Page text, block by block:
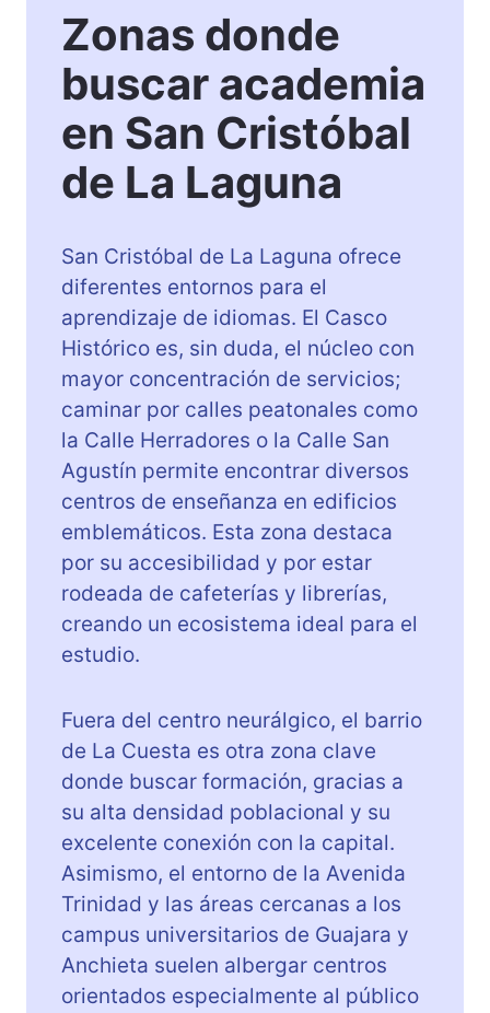
Zonas donde
buscar academia
en San Cristóbal
de La Laguna
San Cristóbal de La Laguna ofrece
diferentes entornos para el
aprendizaje de idiomas. El Casco
Histórico es, sin duda, el núcleo con
mayor concentración de servicios;
caminar por calles peatonales como
la Calle Herradores o la Calle San
Agustín permite encontrar diversos
centros de enseñanza en edificios
emblemáticos. Esta zona destaca
por su accesibilidad y por estar
rodeada de cafeterías y librerías,
creando un ecosistema ideal para el
estudio.
Fuera del centro neurálgico, el barrio
de La Cuesta es otra zona clave
donde buscar formación, gracias a
su alta densidad poblacional y su
excelente conexión con la capital.
Asimismo, el entorno de la Avenida
Trinidad y las áreas cercanas a los
campus universitarios de Guajara y
Anchieta suelen albergar centros
orientados especialmente al público